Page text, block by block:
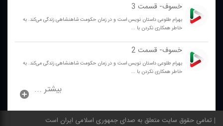
خسوف- قسمت 3
بهرام طلوعی داستان نویس است و در زمان حكومت شاهنشاهی زندگی می‌كند. به
خاطر همكاری نكردن با ...
خسوف- قسمت 2
بهرام طلوعی داستان نویس است و در زمان حكومت شاهنشاهی زندگی می‌كند. به
خاطر همكاری نكردن با ...
بیشتر ...
تمامی حقوق سایت متعلق به صدای جمهوری اسلامی ایران است